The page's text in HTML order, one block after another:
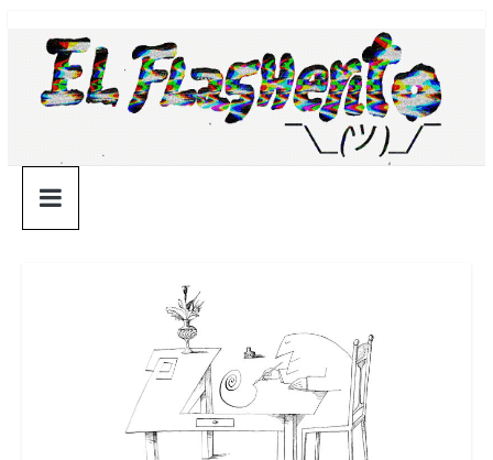
contenido
¯\_(ツ)_/
¯